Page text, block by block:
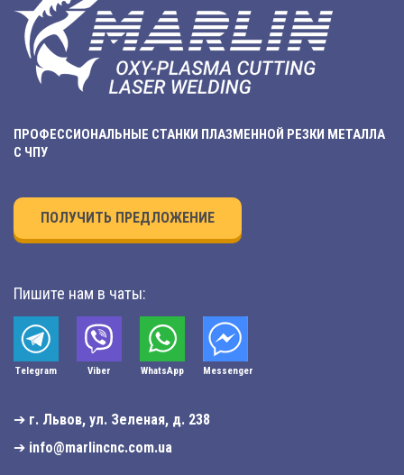
ПРОФЕССИОНАЛЬНЫЕ СТАНКИ ПЛАЗМЕННОЙ РЕЗКИ МЕТАЛЛА
С ЧПУ
ПОЛУЧИТЬ ПРЕДЛОЖЕНИЕ
Пишите нам в чаты:
Telegram Viber WhatsApp Мessenger
➔ г. Львов, ул. Зеленая, д. 238
➔ info@marlincnc.com.ua